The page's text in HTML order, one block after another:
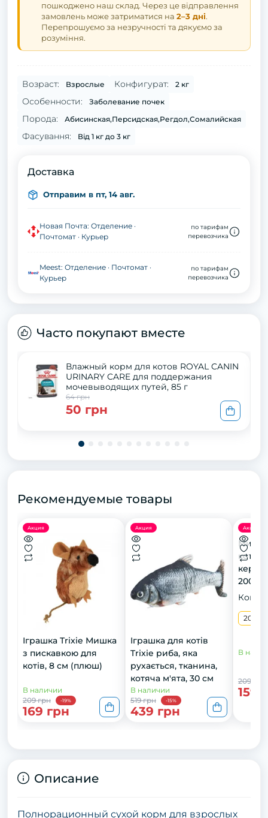
пошкоджено наш склад. Через це відправлення
замовлень може затриматися на 2–3 дні.
Перепрошуємо за незручності та дякуємо за
розуміння.
Возраст: Взрослые Конфигурат: 2 кг
Особенности: Заболевание почек
Порода: Абисинская,Персидская,Регдол,Сомалийская
Фасування: Від 1 кг до 3 кг
Доставка
Отправим в пт, 14 авг.
Новая Почта: Отделение ·
Почтомат · Курьер
по тарифам
перевозчика
Meest: Отделение · Почтомат ·
Курьер
по тарифам
перевозчика
Часто покупают вместе
Влажный корм для котов ROYAL CANIN
URINARY CARE для поддержания
мочевыводящих путей, 85 г
64 грн
50 грн
Рекомендуемые товары
Акция
Іграшка Trixie Мишка
з пискавкою для
котів, 8 см (плюш)
В наличии
209 грн
-19%
169 грн
Акция
Іграшка для котів
Trixie риба, яка
рухається, тканина,
котяча м'ята, 30 см
В наличии
519 грн
-15%
439 грн
Акция
Миска
котів,
200 мл
200
В
209 грн
159
Описание
Полнорационный сухой корм для взрослых